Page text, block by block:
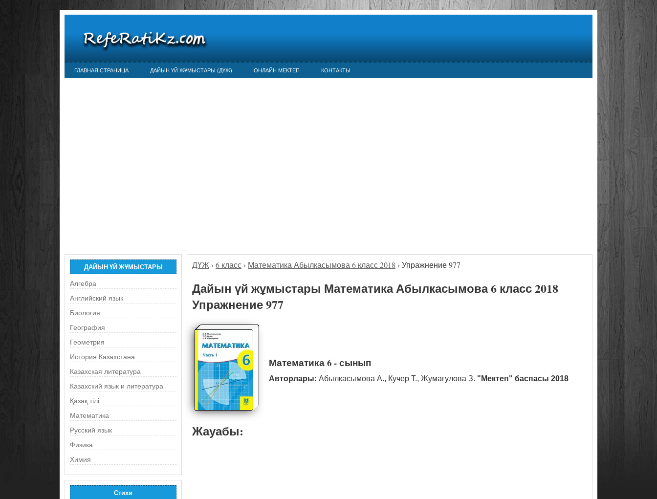
ГЛАВНАЯ СТРАНИЦА ДАЙЫН ҮЙ ЖҰМЫСТАРЫ (ДҮЖ) ОНЛАЙН МЕКТЕП КОНТАКТЫ
ДАЙЫН ҮЙ ЖҰМЫСТАРЫ
Алгебра
Английский язык
Биология
География
Геометрия
История Казахстана
Казахская литература
Казахский язык и литература
Қазақ тілі
Математика
Русский язык
Физика
Химия
Стихи
ДҮЖ › 6 класс › Математика Абылкасымова 6 класс 2018 › Упражнение 977
Дайын үй жұмыстары Математика Абылкасымова 6 класс 2018
Упражнение 977
Математика 6 - сынып
Авторлары: Абылкасымова А., Кучер Т., Жумагулова З. "Мектеп" баспасы 2018
Жауабы: